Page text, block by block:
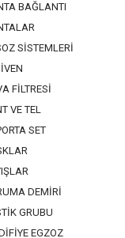
BAĞLANTI
SİSTEMLERİ
FİLTRESİ
VE TEL
SET
DEMİRİ
GRUBU
EGZOZ